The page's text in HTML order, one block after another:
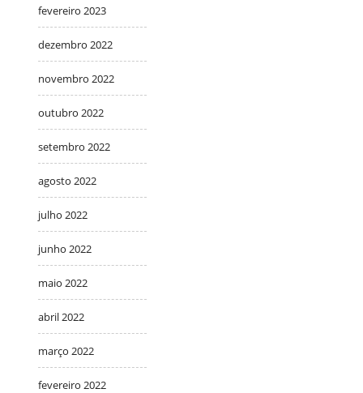
fevereiro 2023
dezembro 2022
novembro 2022
outubro 2022
setembro 2022
agosto 2022
julho 2022
junho 2022
maio 2022
abril 2022
março 2022
fevereiro 2022